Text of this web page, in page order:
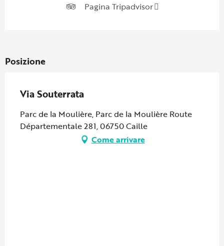
Pagina Tripadvisor
Posizione
Via Souterrata
Parc de la Moulière, Parc de la Moulière Route
Départementale 281, 06750 Caille
Come arrivare